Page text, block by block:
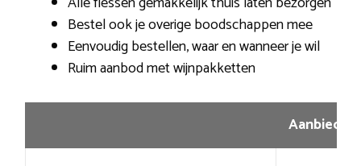
Bestel ook je overige boodschappen mee
Eenvoudig bestellen, waar en wanneer je wil
Ruim aanbod met wijnpakketten